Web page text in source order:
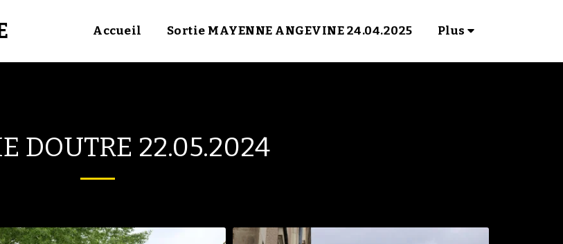
Accueil Sortie MAYENNE ANGEVINE 24.04.2025 Plus
DOUTRE 22.05.2024